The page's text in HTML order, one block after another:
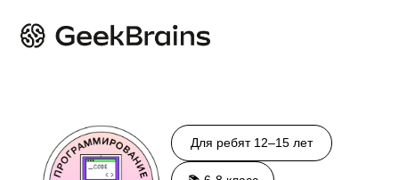
+375 29 171 55 70
Для ребят 12–15 лет
📚 6-8 класс